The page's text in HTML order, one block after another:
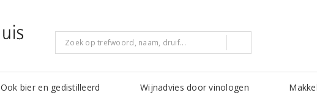
Ook bier en gedistilleerd Wijnadvies door vinologen